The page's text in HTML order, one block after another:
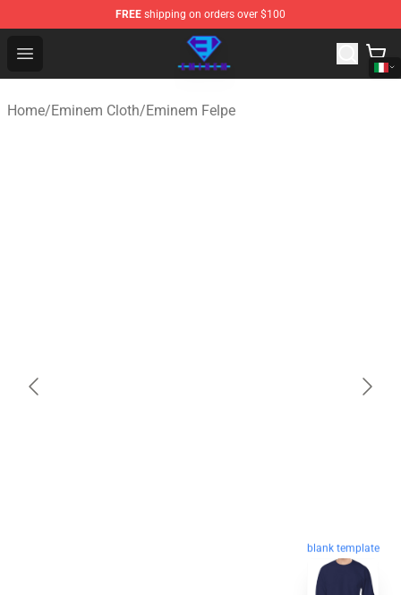
FREE shipping on orders over $100
Open menu
Eminem Store - Official Eminem Merchandise Shop
Home/Eminem Cloth/Eminem Felpe
blank template